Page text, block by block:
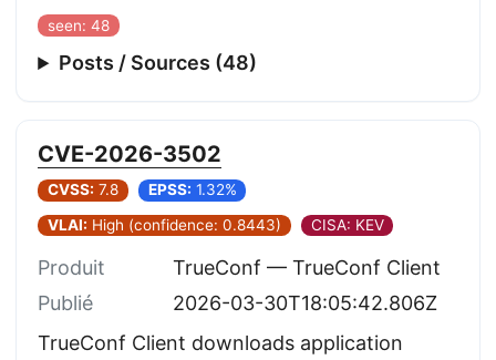
seen: 48
Posts / Sources (48)
CVE-2026-3502
CVSS: 7.8 EPSS: 1.32%
VLAI: High (confidence: 0.8443) CISA: KEV
Produit
TrueConf — TrueConf Client
Publié
2026-03-30T18:05:42.806Z
TrueConf Client downloads application